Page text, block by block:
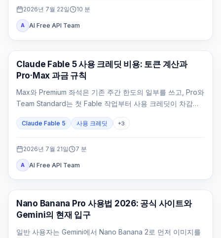
2026년 7월 22일 10 분
A AI Free API Team
Claude AI
Claude Fable 5 사용 크레딧 비용: 토큰 계산과
Pro·Max 과금 규칙
Max와 Premium 좌석은 기존 주간 한도의 일부를 쓰고, Pro와
Team Standard는 첫 Fable 작업부터 사용 크레딧이 차감됩
Claude Fable 5 사용 크레딧 +3
2026년 7월 21일 7 분
A AI Free API Team
AI 이미지 생성
Nano Banana Pro 사용법 2026: 공식 사이트와
Gemini의 현재 입구
일반 사용자는 Gemini에서 Nano Banana 2로 먼저 이미지를